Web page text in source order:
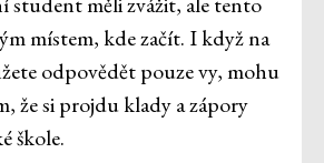
místem, kde začít. I když na
odpovědět pouze vy, mohu
že si projdu klady a zápory
škole.